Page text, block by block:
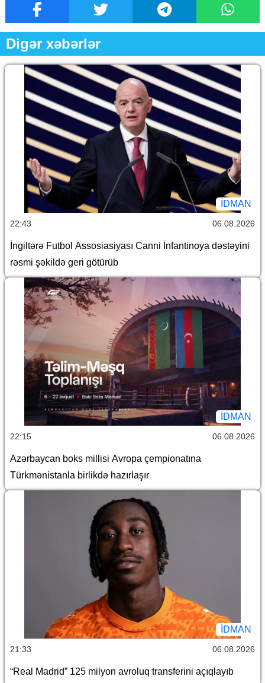
Digər xəbərlər
İDMAN
22:43 06.08.2026
İngiltərə Futbol Assosiasiyası Canni İnfantinoya dəstəyini
rəsmi şəkildə geri götürüb
İDMAN
22:15 06.08.2026
Azərbaycan boks millisi Avropa çempionatına
Türkmənistanla birlikdə hazırlaşır
İDMAN
21:33 06.08.2026
“Real Madrid” 125 milyon avroluq transferini açıqlayıb